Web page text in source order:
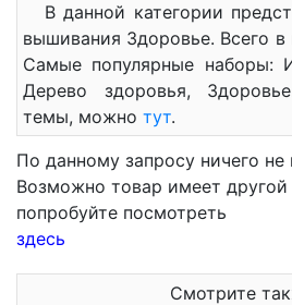
В данной категории
вышивания Здоровье. Всего
Самые популярные наборы:
Дерево здоровья,
темы, можно тут.
По данному запросу ничего не
Возможно товар имеет другой
попробуйте посмотреть
здесь
Смотрите